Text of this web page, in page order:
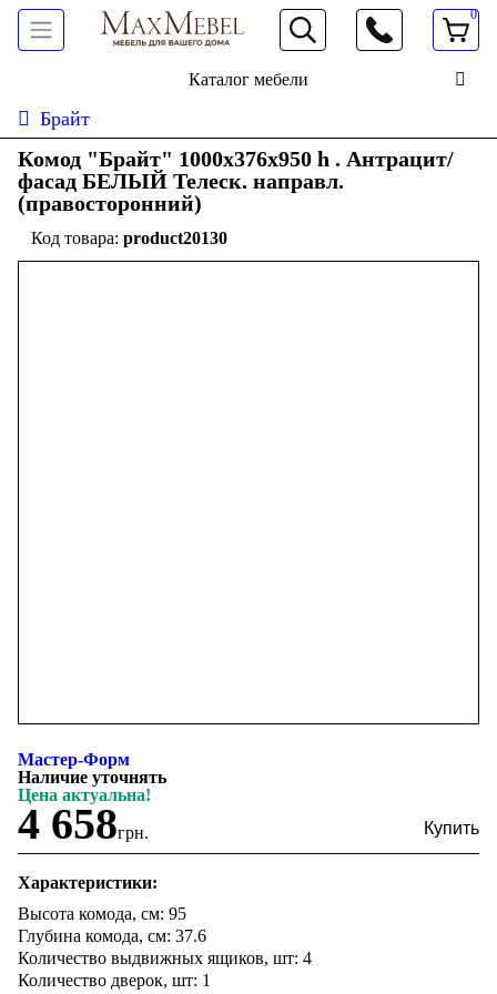
066 472 19 61
0
Каталог мебели
Брайт
Комод "Брайт" 1000х376х950 h . Антрацит/
фасад БЕЛЫЙ Телеск. направл.
(правосторонний)
product20130
Мастер-Форм
Наличие уточнять
Цена актуальна!
4 658грн.
Характеристики:
Высота комода, см: 95
Глубина комода, см: 37.6
Количество выдвижных ящиков, шт: 4
Количество дверок, шт: 1